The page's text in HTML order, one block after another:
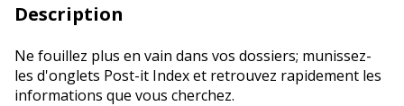
Description
Ne fouillez plus en vain dans vos dossiers; munissez-
les d'onglets Post-it Index et retrouvez rapidement les
informations que vous cherchez.